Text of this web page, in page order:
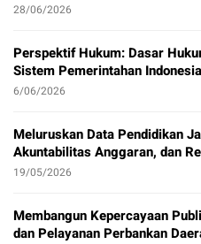
28/06/2026
Perspektif Hukum: Dasar
Sistem Pemerintahan Indonesia
6/06/2026
Meluruskan Data Pendidikan
Akuntabilitas Anggaran, dan
19/05/2026
Membangun Kepercayaan
dan Pelayanan Perbankan